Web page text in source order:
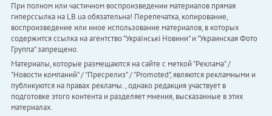
При полном или частичном воспроизведении материалов прямая
гиперссылка на LB.ua обязательна! Перепечатка, копирование,
воспроизведение или иное использование материалов, в которых
содержится ссылка на агентство "Українськi Новини" и "Украинская Фото
Группа" запрещено.
Материалы, которые размещаются на сайте с меткой "Реклама" /
"Новости компаний" / "Пресрелиз" / "Promoted", являются рекламными и
публикуются на правах рекламы. , однако редакция участвует в
подготовке этого контента и разделяет мнения, высказанные в этих
материалах.